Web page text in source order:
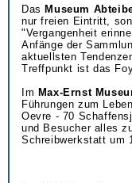
Das Museum
nur freien Eintritt,
"Vergangenheit
Anfänge der
aktuellsten
Treffpunkt ist das
Im Max-Ernst
Führungen zum
Oevre - 70
und Besucher alles
Schreibwerkstatt um